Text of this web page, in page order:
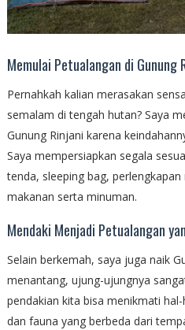
Memulai Petualangan di Gunung
Pernahkah kalian merasakan
semalam di tengah hutan? Saya
Gunung Rinjani karena
Saya mempersiapkan segala
tenda, sleeping bag,
makanan serta minuman.
Mendaki Menjadi Petualangan
Selain berkemah, saya juga naik
menantang, ujung-ujungnya
pendakian kita bisa menikmati
dan fauna yang berbeda dari